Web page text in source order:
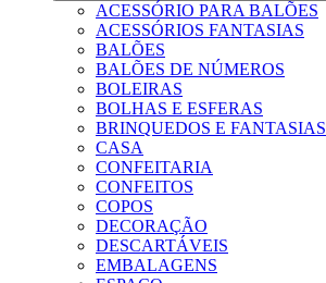
ACESSÓRIO PARA BALÕES
ACESSÓRIOS FANTASIAS
BALÕES
BALÕES DE NÚMEROS
BOLEIRAS
BOLHAS E ESFERAS
BRINQUEDOS E FANTASIAS
CASA
CONFEITARIA
CONFEITOS
COPOS
DECORAÇÃO
DESCARTÁVEIS
EMBALAGENS